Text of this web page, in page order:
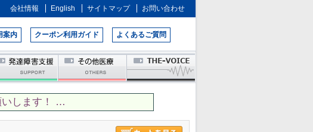
会社情報 English サイトマップ お問い合わせ
案内 クーポン利用ガイド よくあるご質問
します！ …